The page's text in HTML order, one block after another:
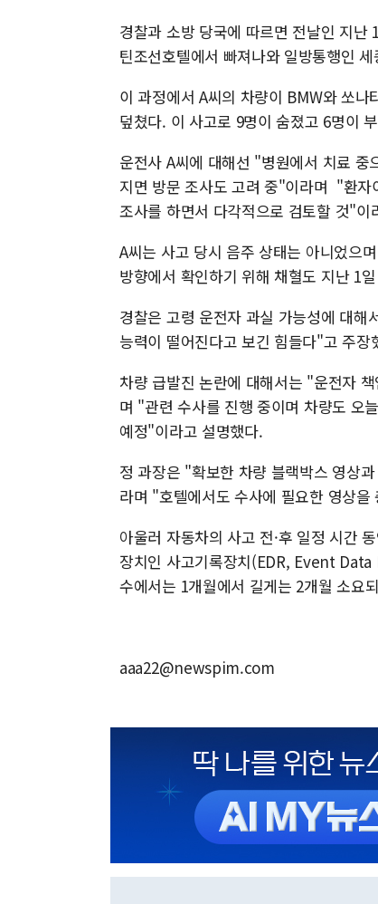
경찰과 소방 당국에 따르면 전날인 지난
틴조선호텔에서 빠져나와 일방통행인
이 과정에서 A씨의 차량이 BMW와 쏘
덮쳤다. 이 사고로 9명이 숨졌고 6명이
운전사 A씨에 대해선 "병원에서 치료
지면 방문 조사도 고려 중"이라며 "환
조사를 하면서 다각적으로 검토할 것"이
A씨는 사고 당시 음주 상태는 아니었으
방향에서 확인하기 위해 채혈도 지난 1
경찰은 고령 운전자 과실 가능성에 대
능력이 떨어진다고 보긴 힘들다"고 주장
차량 급발진 논란에 대해서는 "운전자
며 "관련 수사를 진행 중이며 차량도 오
예정"이라고 설명했다.
정 과장은 "확보한 차량 블랙박스 영상
라며 "호텔에서도 수사에 필요한 영상
아울러 자동차의 사고 전·후 일정 시간
장치인 사고기록장치(EDR, Event
수에서는 1개월에서 길게는 2개월 소요
aaa22@newspim.com